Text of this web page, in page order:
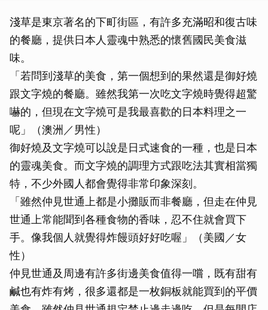
淺草是東京著名的下町街區，有許多充滿昭和復古味
的餐廳，提供日本人靈魂中熟悉的懷舊國民美食滋
味。
「若問到淺草的美食，第一個想到的果然還是御好燒
跟文字燒的餐廳。雖然我第一次吃文字燒時覺得超驚
嚇的，但現在文字燒可是我最喜歡的日本料理之一
呢」（澳洲／男性）
御好燒及文字燒可以說是日式速食的一種，也是日本
的靈魂美食。而文字燒的調理方式跟吃法其實相當獨
特，不少外國人都會覺得非常印象深刻。
「雖然仲見世通上都是小攤販而非餐廳，但走在仲見
世通上常能聞到各種食物的香味，忍不住就會買下
手。像我個人就覺得炸饅頭好好吃喔」（美國／女
性）
仲見世通及周邊有許多街邊美食值得一嚐，既有甜有
鹹也有炸有烤，很多還都是一枚銅板就能買到的平價